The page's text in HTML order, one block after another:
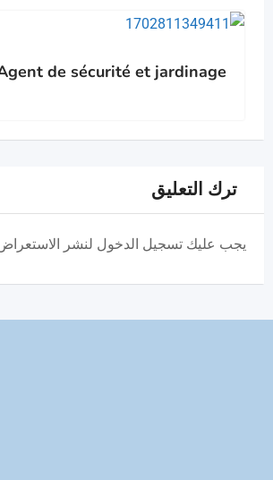
de sécurité et jardinage
ترك التعليق
يجب عليك تسجيل الدخول لنشر